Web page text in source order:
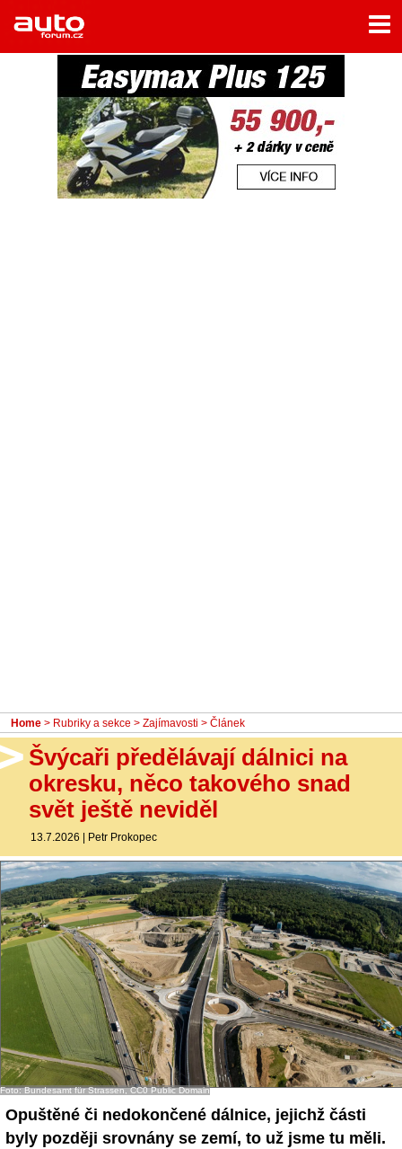
Home
Rubriky
- Jízdní dojmy a další testy
- Bleskovky
Home > Rubriky a sekce > Zajímavosti > Článek
Švýcaři předělávají dálnici na
okresku, něco takového snad
svět ještě neviděl
13.7.2026 | Petr Prokopec
Foto: Bundesamt für Strassen, CC0 Public Domain
Opuštěné či nedokončené dálnice, jejichž části
byly později srovnány se zemí, to už jsme tu měli.